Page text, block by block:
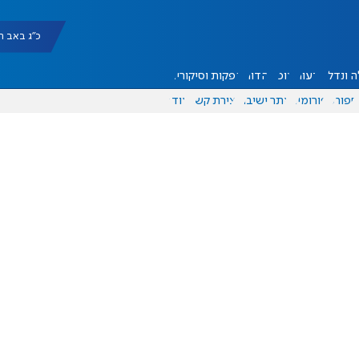
כ"ג באב תשפ"ו
ונדל"ן דעות אוכל יהדות הפקות וסיקורים
ספורט פורומים אתר ישיבה יצירת קשר עוד